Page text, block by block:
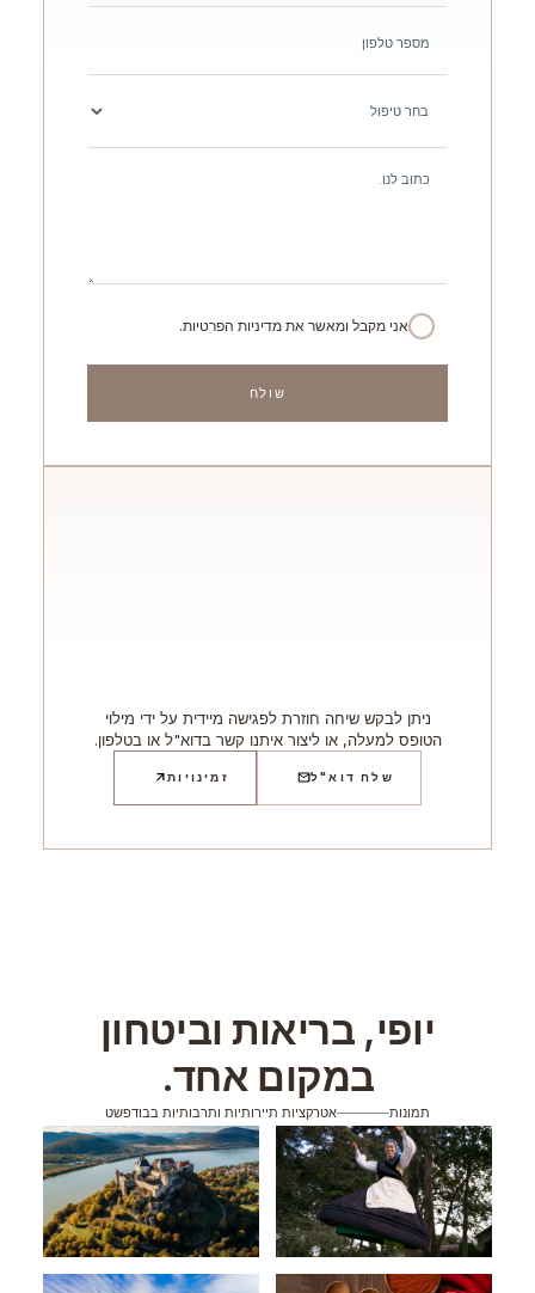
אני מקבל ומאשר את מדיניות הפרטיות.
ניתן לבקש שיחה חוזרת לפגישה מיידית על ידי מילוי
הטופס למעלה, או ליצור איתנו קשר בדוא"ל או בטלפון.
שלח דוא"ל זמינויות
יופי, בריאות וביטחון
במקום אחד.
תמונות אטרקציות תיירותיות ותרבותיות בבודפשט